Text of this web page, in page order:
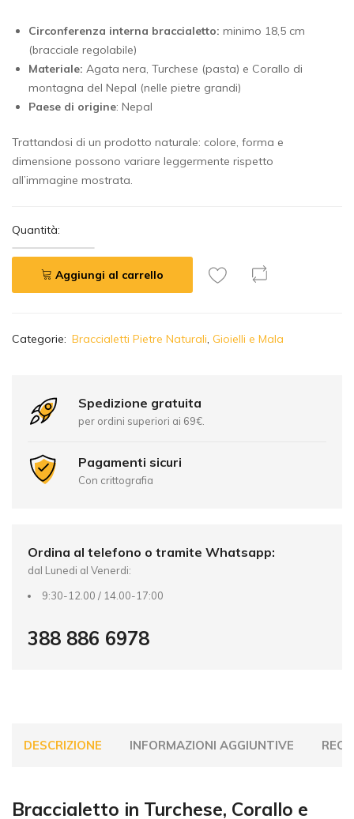
Circonferenza interna braccialetto: minimo 18,5 cm
(bracciale regolabile)
Materiale: Agata nera, Turchese (pasta) e Corallo di
montagna del Nepal (nelle pietre grandi)
Paese di origine: Nepal
Trattandosi di un prodotto naturale: colore, forma e
dimensione possono variare leggermente rispetto
all’immagine mostrata.
Quantità:
Aggiungi al carrello
lCategorie: Braccialetti Pietre Naturali, Gioielli e Mala
Spedizione gratuita
per ordini superiori ai 69€.
Pagamenti sicuri
Con crittografia
Ordina al telefono o tramite Whatsapp:
dal Lunedi al Venerdi:
9:30-12.00 / 14.00-17:00
388 886 6978
DESCRIZIONE INFORMAZIONI AGGIUNTIVE
Braccialetto in Turchese, Corallo e